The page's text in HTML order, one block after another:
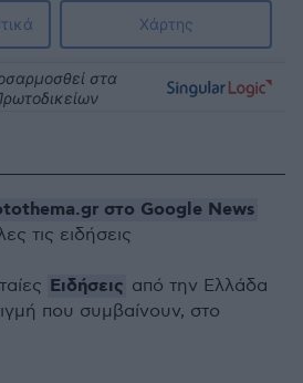
στο Google News
τις ειδήσεις
Ειδήσεις από την Ελλάδα
που συμβαίνουν, στο